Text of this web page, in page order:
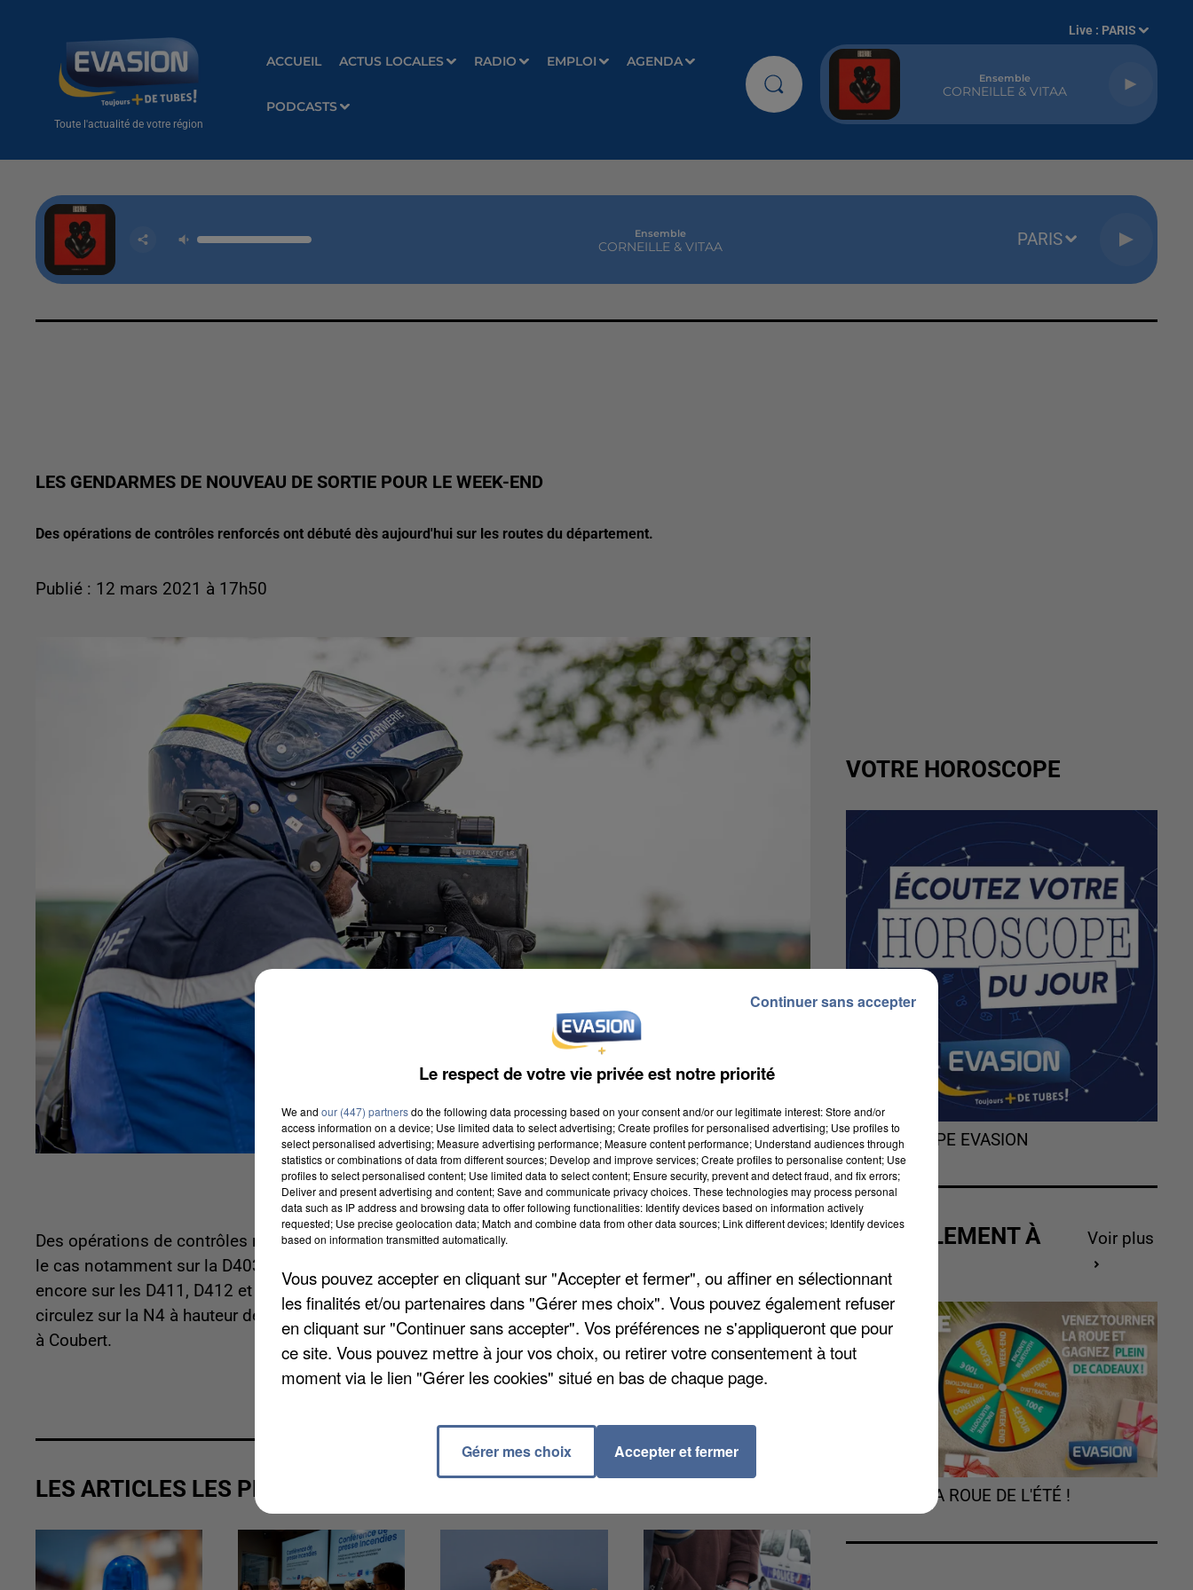
Toute l'actualité de votre région
ACCUEIL ACTUS LOCALES RADIO EMPLOI AGENDA
PODCASTS
Live : PARIS
Ensemble
CORNEILLE & VITAA
Ensemble
CORNEILLE & VITAA PARIS
LES GENDARMES DE NOUVEAU DE SORTIE POUR LE WEEK-END
Des opérations de contrôles renforcés ont débuté dès aujourd'hui sur les routes du département.
Publié : 12 mars 2021 à 17h50
Des opérations de contrôles renforcés ont débuté dès aujourd'hui sur les routes du département. C'est
le cas notamment sur la D403 entre Gironville et Aufferville, sur la D7 à Chenou, sur la D471 à Lissy ou
encore sur les D411, D412 et D213 vers Bray-sur-Seine. Samedi 13 mars, pensez à lever le pied si vous
circulez sur la N4 à hauteur de Tournan-en-Brie. Et dimanche (14 MARS), prudence du côté de la D471
à Coubert.
LES ARTICLES LES PLUS VUS
VOTRE HOROSCOPE
L'HOROSCOPE EVASION
ACTUELLEMENT À
Voir plus
TOURNEZ LA ROUE DE L'ÉTÉ !
Le respect de votre vie privée est notre priorité
We and our (447) partnersdo the following data processing based on your consent and/or our legitimate interest: Store and/or
access information on a device; Use limited data to select advertising; Create profiles for personalised advertising; Use profiles to
select personalised advertising; Measure advertising performance; Measure content performance; Understand audiences through
statistics or combinations of data from different sources; Develop and improve services; Create profiles to personalise content; Use
profiles to select personalised content; Use limited data to select content; Ensure security, prevent and detect fraud, and fix errors;
Deliver and present advertising and content; Save and communicate privacy choices. These technologies may process personal
data such as IP address and browsing data to offer following functionalities: Identify devices based on information actively
requested; Use precise geolocation data; Match and combine data from other data sources; Link different devices; Identify devices
based on information transmitted automatically.
Vous pouvez accepter en cliquant sur "Accepter et fermer", ou affiner en sélectionnant
les finalités et/ou partenaires dans "Gérer mes choix". Vous pouvez également refuser
en cliquant sur "Continuer sans accepter". Vos préférences ne s'appliqueront que pour
ce site. Vous pouvez mettre à jour vos choix, ou retirer votre consentement à tout
moment via le lien "Gérer les cookies" situé en bas de chaque page.
Gérer mes choix Accepter et fermer
Continuer sans accepter